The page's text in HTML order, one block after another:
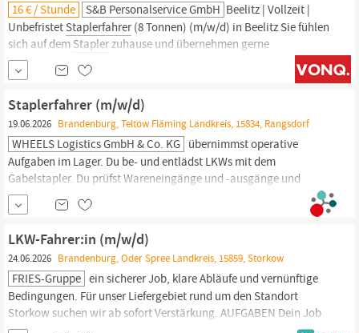
16 € / Stunde S&B Personalservice GmbH Beelitz | Vollzeit |
Unbefristet Staplerfahrer(8 Tonnen) (m/w/d) in Beelitz Sie fühlen
sich auf dem Staplerzuhause und übernehmen gerne
Verantwortung? Dann wartet in Beelitz eine spannende Aufgabe
auf Sie. Für einen langfristigen Einsatz suchen wir einen
Staplerfahrer (8 Tonnen) (m/w/d). Sie arbeiten mit
leistungsstarken Staplern,bewegen
Staplerfahrer (m/w/d)
19.06.2026 Brandenburg, Teltow Fläming Landkreis, 15834, Rangsdorf
WHEELS Logistics GmbH & Co. KG übernimmst operative
Aufgaben im Lager. Du be- und entlädst LKWs mit dem
Gabelstapler. Du prüfst Wareneingänge und -ausgänge und
verbuchst diese im Lagerverwaltungssystem. Du erstellst die
notwendige Dokumentation. Du scannst die Waren mit der
Bedieneinheit auf dem Stapler.
überzeugst:
LKW-Fahrer:in (m/w/d)
24.06.2026 Brandenburg, Oder Spree Landkreis, 15859, Storkow
FRIES-Gruppe ein sicherer Job, klare Abläufe und vernünftige
Bedingungen. Für unser Liefergebiet rund um den Standort
Storkow suchen wir ab sofort Verstärkung. AUFGABEN Dein Job
bei uns Du fährst feste Touren im Nahverkehr und belieferst